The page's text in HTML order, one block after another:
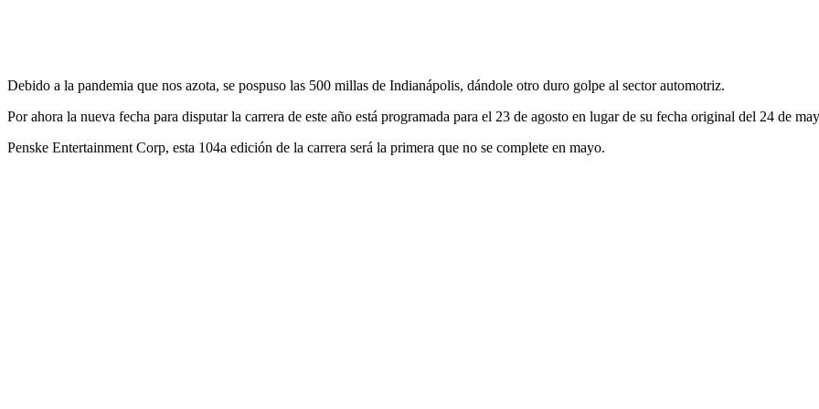
Debido a la pandemia que nos azota, se pospuso las 500 millas de Indianápolis, dándole otro duro golpe al sector automotriz.
Por ahora la nueva fecha para disputar la carrera de este año está programada para el 23 de agosto en lugar de su fecha original del 24 de
Penske Entertainment Corp, esta 104a edición de la carrera será la primera que no se complete en mayo.